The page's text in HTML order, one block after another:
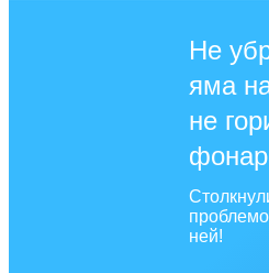
Не
яма
не
ней!